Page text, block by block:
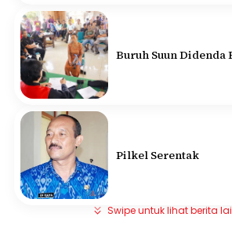
Buruh Suun Didenda
Pilkel Serentak
Swipe untuk lihat berita